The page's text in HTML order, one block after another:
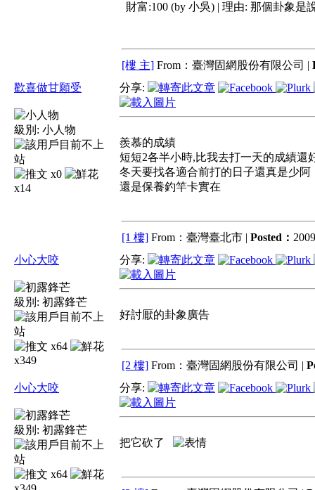
財富:100 (by 小吳) | 理由: 那個卦象是
[樓 主] From：臺灣固網股份有限公司 |
歡喜做甘願受
級別: 小人物
x0
x14
分享:
羨慕的成績
短短2各半小時,比我去打一天的成績還
冬天要找各適合前打的日子還真是少阿
還是保養釣竿卡實在
[1 樓] From：臺灣臺北市 | Posted：
小心大咬
級別: 初露鋒芒
x64
x349
分享:
好討厭的卦象廣告
[2 樓] From：臺灣固網股份有限公司 |
小心大咬
級別: 初露鋒芒
x64
分享:
把它砍了